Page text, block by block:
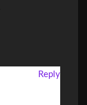
Reply